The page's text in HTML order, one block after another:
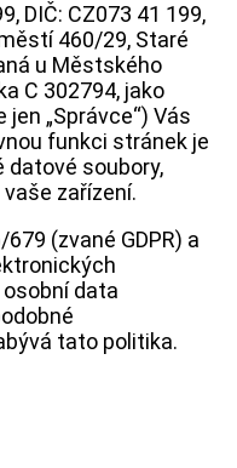
DIČ: CZ073 41 199,
460/29, Staré
u Městského
C 302794, jako
„Správce“) Vás
funkci stránek je
soubory,
zařízení.
(zvané GDPR) a
data
tato politika.